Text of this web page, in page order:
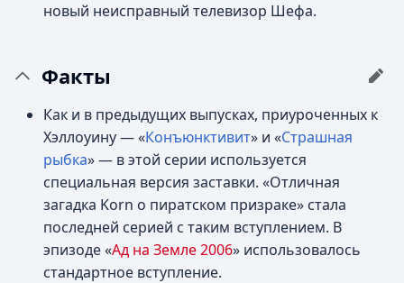
новый неисправный телевизор Шефа.
Факты
Как и в предыдущих выпусках, приуроченных к
Хэллоуину — «Конъюнктивит» и «Страшная
рыбка» — в этой серии используется
специальная версия заставки. «Отличная
загадка Korn о пиратском призраке» стала
последней серией с таким вступлением. В
эпизоде «Ад на Земле 2006» использовалось
стандартное вступление.